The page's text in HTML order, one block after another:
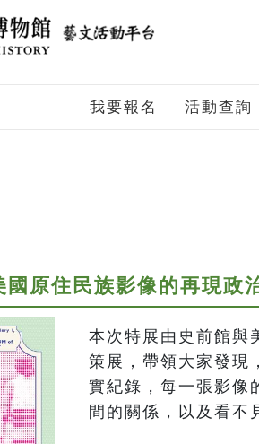
我要報名 活動查詢
國原住民族影像的再現政
本次特展由史前館與
策展，帶領大家發現
實紀錄，每一張影像
間的關係，以及看不